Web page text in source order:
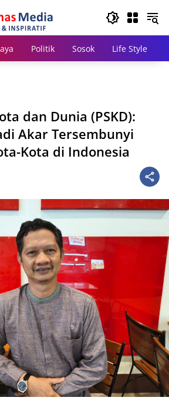
Politik Sosok Life Style
dan Dunia (PSKD):
Akar Tersembunyi
Kota di Indonesia